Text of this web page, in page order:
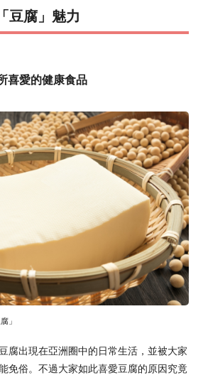
豆腐」魅力
喜愛的健康食品
」
腐出現在亞洲圈中的日常生活，並被大家
免俗。不過大家如此喜愛豆腐的原因究竟